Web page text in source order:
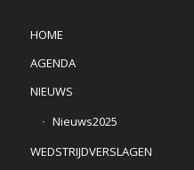
HOME
AGENDA
NIEUWS
Nieuws2025
WEDSTRIJDVERSLAGEN